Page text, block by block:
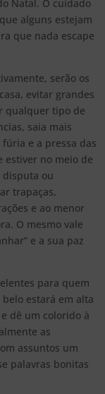
Natal. O cuidado
alguns estejam
que nada escape
serão os
evitar grandes
qualquer tipo de
saia mais
e a pressa das
estiver no meio de
ou
trapaças,
e ao menor
O mesmo vale
e a sua paz
para quem
estará em alta
dê um colorido à
as
assuntos um
palavras bonitas